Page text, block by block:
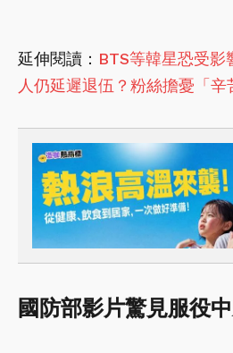
延伸閱讀： BTS等韓星恐受影
人仍延遲退伍？粉絲擔憂「辛
國防部影片驚見服役